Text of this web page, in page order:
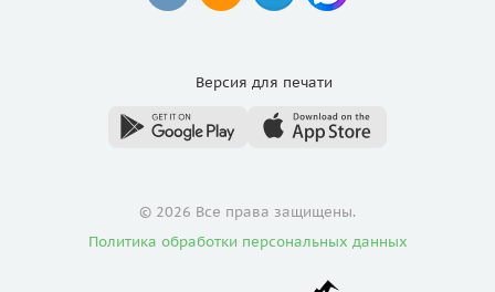
Версия для печати
© 2026 Все права защищены.
Политика обработки персональных данных